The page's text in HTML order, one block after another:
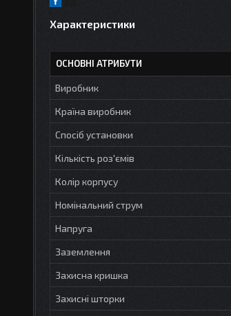
Характеристики
ОСНОВНІ АТРИБУТИ
Виробник
Країна виробник
Спосіб установки
Кількість роз'ємів
Колір корпусу
Номінальний струм
Напруга
Заземлення
Захисна кришка
Захисні шторки